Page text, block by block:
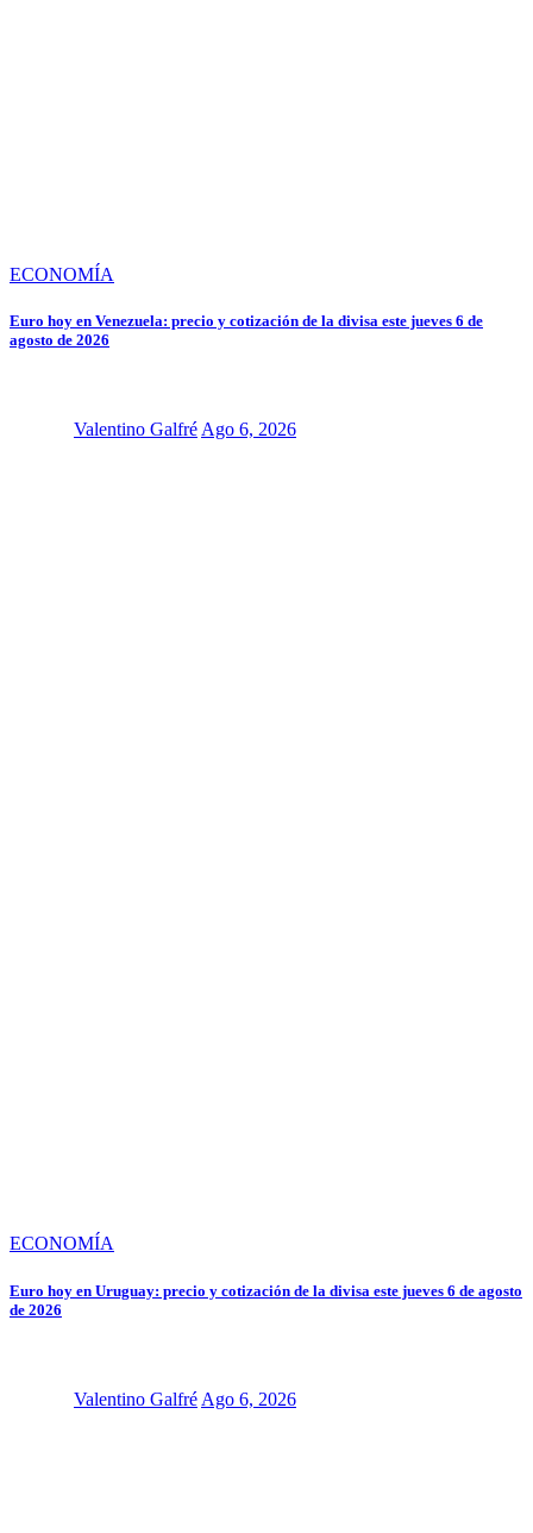
ECONOMÍA
Euro hoy en Venezuela: precio y cotización de la divisa este jueves 6 de
agosto de 2026
Valentino GalfréAgo 6, 2026
ECONOMÍA
Euro hoy en Uruguay: precio y cotización de la divisa este jueves 6 de agosto
de 2026
Valentino Galfré Ago 6, 2026